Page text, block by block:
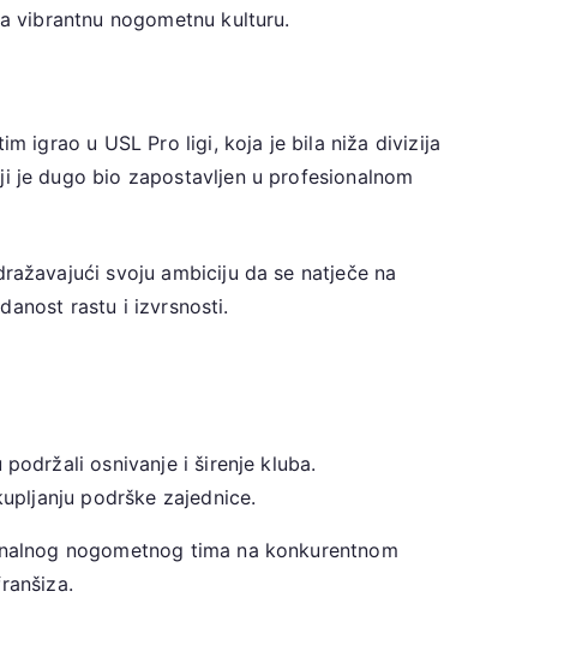
vibrantnu nogometnu kulturu.
igrao u USL Pro ligi, koja je bila niža divizija
je dugo bio zapostavljen u profesionalnom
svoju ambiciju da se natječe na
rastu i izvrsnosti.
osnivanje i širenje kluba.
podrške zajednice.
nogometnog tima na konkurentnom